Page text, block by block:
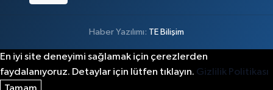
Haber Yazılımı: TE Bilişim
En iyi site deneyimi sağlamak için çerezlerden
faydalanıyoruz. Detaylar için lütfen tıklayın. Gizlilik Politikası